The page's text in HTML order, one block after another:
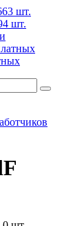
шт.
шт.